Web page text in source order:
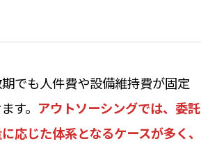
でも人件費や設備維持費が固定
す。 アウトソーシングでは、委託
応じた体系となるケースが多く、